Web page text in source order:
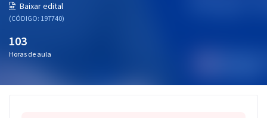
Atendimento
Baixar edital
(CÓDIGO: 197740)
103
Horas de aula